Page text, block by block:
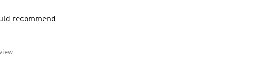
recommend